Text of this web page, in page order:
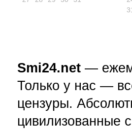
Smi24.net —
Только у нас —
цензуры.
цивилизованные